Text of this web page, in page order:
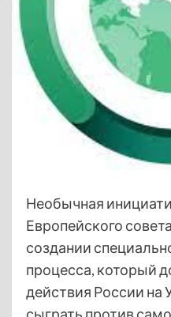
Необычная
Европейского
создании
процесса, который
действия России на